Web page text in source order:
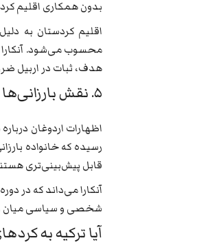
بدون همکاری اقلیم
اقلیم کردستان به
محسوب می‌شود. آنکارا
هدف، ثبات در اربیل
۵. نقش بارزانی‌ها در معادلات منطقه‌ای
اظهارات اردوغان
رسیده که خانواده
قابل پیش‌بینی‌تری
آنکارا می‌داند که در
شخصی و سیاسی میان
آیا ترکیه به